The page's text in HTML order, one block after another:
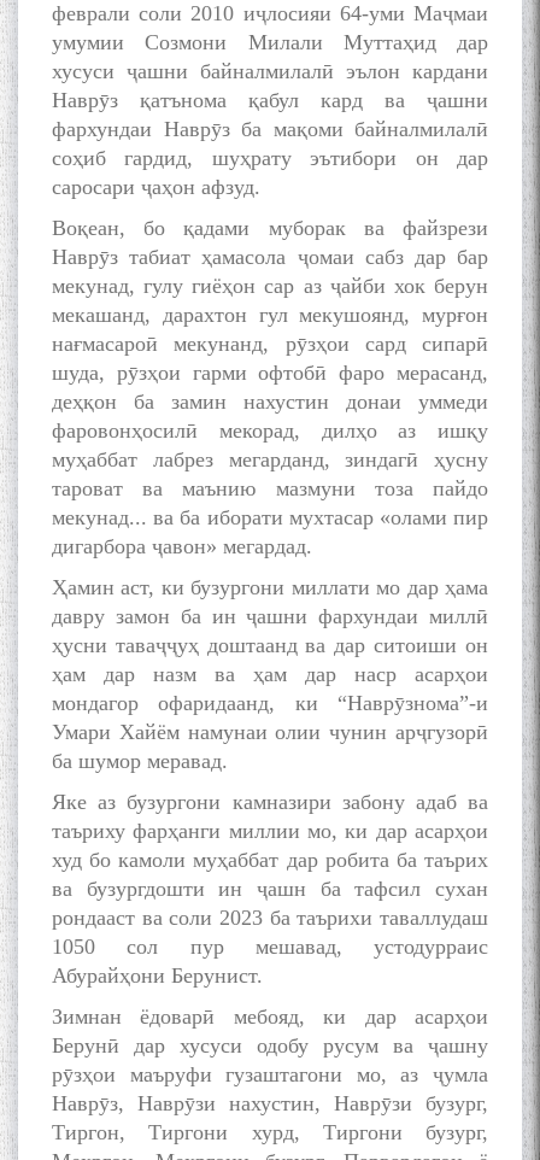
феврали соли 2010 иҷлосияи 64-уми Маҷмаи
умумии Созмони Милали Муттаҳид дар
хусуси ҷашни байналмилалӣ эълон кардани
Наврӯз қатънома қабул кард ва ҷашни
фархундаи Наврӯз ба мақоми байналмилалӣ
соҳиб гардид, шуҳрату эътибори он дар
саросари ҷаҳон афзуд.
Воқеан, бо қадами муборак ва файзрези
Наврӯз табиат ҳамасола ҷомаи сабз дар бар
мекунад, гулу гиёҳон сар аз ҷайби хок берун
мекашанд, дарахтон гул мекушоянд, мурғон
нағмасароӣ мекунанд, рӯзҳои сард сипарӣ
шуда, рӯзҳои гарми офтобӣ фаро мерасанд,
деҳқон ба замин нахустин донаи уммеди
фаровонҳосилӣ мекорад, дилҳо аз ишқу
муҳаббат лабрез мегарданд, зиндагӣ ҳусну
тароват ва маънию мазмуни тоза пайдо
мекунад... ва ба иборати мухтасар «олами пир
дигарбора ҷавон» мегардад.
Ҳамин аст, ки бузургони миллати мо дар ҳама
давру замон ба ин ҷашни фархундаи миллӣ
ҳусни таваҷҷуҳ доштаанд ва дар ситоиши он
ҳам дар назм ва ҳам дар наср асарҳои
мондагор офаридаанд, ки “Наврӯзнома”-и
Умари Хайём намунаи олии чунин арҷгузорӣ
ба шумор меравад.
Яке аз бузургони камназири забону адаб ва
таъриху фарҳанги миллии мо, ки дар асарҳои
худ бо камоли муҳаббат дар робита ба таърих
ва бузургдошти ин ҷашн ба тафсил сухан
рондааст ва соли 2023 ба таърихи таваллудаш
1050 сол пур мешавад, устодурраис
Абурайҳони Берунист.
Зимнан ёдоварӣ мебояд, ки дар асарҳои
Берунӣ дар хусуси одобу русум ва ҷашну
рӯзҳои маъруфи гузаштагони мо, аз ҷумла
Наврӯз, Наврӯзи нахустин, Наврӯзи бузург,
Тиргон, Тиргони хурд, Тиргони бузург,